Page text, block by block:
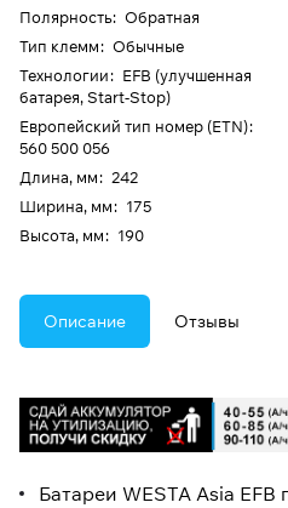
Полярность: Обратная
Тип клемм: Обычные
Технологии: EFB (улучшенная
батарея, Start-Stop)
Европейский тип номер (ETN):
560 500 056
Длина, мм: 242
Ширина, мм: 175
Высота, мм: 190
Описание Отзывы
Батареи WESTA Asia